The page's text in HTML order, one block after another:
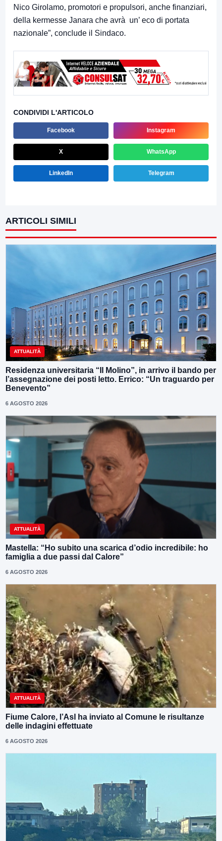
Nico Girolamo, promotori e propulsori, anche finanziari,
della kermesse Janara che avrà un’ eco di portata
nazionale”, conclude il Sindaco.
CONDIVIDI L'ARTICOLO
Facebook Instagram
X WhatsApp
LinkedIn Telegram
ARTICOLI SIMILI
ATTUALITÀ
Residenza universitaria “Il Molino”, in arrivo il bando per
l’assegnazione dei posti letto. Errico: “Un traguardo per
Benevento”
6 AGOSTO 2026
ATTUALITÀ
Mastella: “Ho subito una scarica d’odio incredibile: ho
famiglia a due passi dal Calore”
6 AGOSTO 2026
ATTUALITÀ
Fiume Calore, l’Asl ha inviato al Comune le risultanze
delle indagini effettuate
6 AGOSTO 2026